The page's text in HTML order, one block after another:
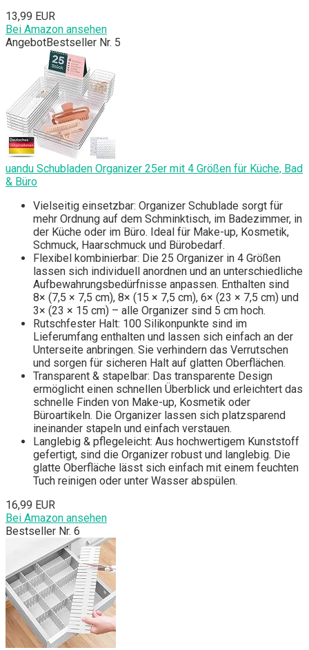
13,99 EUR
Bei Amazon ansehen
AngebotBestseller Nr. 5
uandu Schubladen Organizer 25er mit 4 Größen für Küche, Bad
& Büro
Vielseitig einsetzbar: Organizer Schublade sorgt für
mehr Ordnung auf dem Schminktisch, im Badezimmer, in
der Küche oder im Büro. Ideal für Make-up, Kosmetik,
Schmuck, Haarschmuck und Bürobedarf.
Flexibel kombinierbar: Die 25 Organizer in 4 Größen
lassen sich individuell anordnen und an unterschiedliche
Aufbewahrungsbedürfnisse anpassen. Enthalten sind
8× (7,5 × 7,5 cm), 8× (15 × 7,5 cm), 6× (23 × 7,5 cm) und
3× (23 × 15 cm) – alle Organizer sind 5 cm hoch.
Rutschfester Halt: 100 Silikonpunkte sind im
Lieferumfang enthalten und lassen sich einfach an der
Unterseite anbringen. Sie verhindern das Verrutschen
und sorgen für sicheren Halt auf glatten Oberflächen.
Transparent & stapelbar: Das transparente Design
ermöglicht einen schnellen Überblick und erleichtert das
schnelle Finden von Make-up, Kosmetik oder
Büroartikeln. Die Organizer lassen sich platzsparend
ineinander stapeln und einfach verstauen.
Langlebig & pflegeleicht: Aus hochwertigem Kunststoff
gefertigt, sind die Organizer robust und langlebig. Die
glatte Oberfläche lässt sich einfach mit einem feuchten
Tuch reinigen oder unter Wasser abspülen.
16,99 EUR
Bei Amazon ansehen
Bestseller Nr. 6